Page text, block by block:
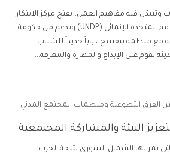
وتتبدّل فيه مفاهيم العمل، يفتح مركز الابتكار
الرقمي (DIGIT)، وبرنامج الأمم المتحدة الإنمائي (UNDP) وبدعم من حكومة
2024، بالشراكة مع منظمة بنفسج ، باباً جديداً للشباب
تقوم على الإبداع والمهارة والمعرفة...
الفرق التطوعية ومنظمات المجتمع المدني
البيئة والمشاركة المجتمعية
يمر بها الشمال السوري نتيجة الحرب